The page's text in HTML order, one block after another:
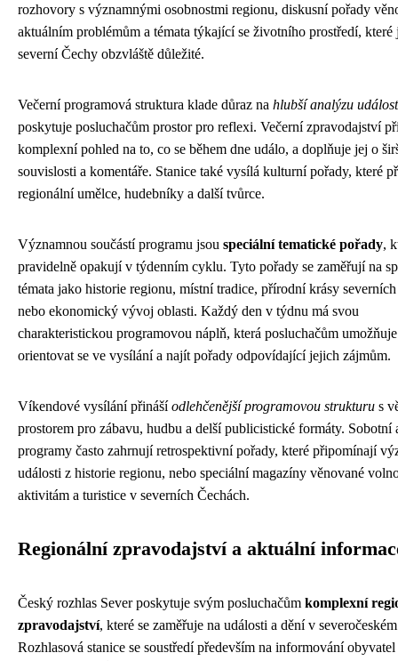
rozhovory s významnými osobnostmi regionu, diskusní pořady
aktuálním problémům a témata týkající se životního prostředí, které
severní Čechy obzvláště důležité.
Večerní programová struktura klade důraz na hlubší analýzu
poskytuje posluchačům prostor pro reflexi. Večerní zpravodajství
komplexní pohled na to, co se během dne událo, a doplňuje jej o
souvislosti a komentáře. Stanice také vysílá kulturní pořady, které
regionální umělce, hudebníky a další tvůrce.
Významnou součástí programu jsou speciální tematické pořady,
pravidelně opakují v týdenním cyklu. Tyto pořady se zaměřují na
témata jako historie regionu, místní tradice, přírodní krásy
nebo ekonomický vývoj oblasti. Každý den v týdnu má svou
charakteristickou programovou náplň, která posluchačům umožňuje
orientovat se ve vysílání a najít pořady odpovídající jejich zájmům.
Víkendové vysílání přinášíodlehčenější programovou strukturu s
prostorem pro zábavu, hudbu a delší publicistické formáty. Sobotní
programy často zahrnují retrospektivní pořady, které připomínají
události z historie regionu, nebo speciální magazíny věnované
aktivitám a turistice v severních Čechách.
Regionální zpravodajství a aktuální
Český rozhlas Sever poskytuje svým posluchačům komplexní
zpravodajství, které se zaměřuje na události a dění v
Rozhlasová stanice se soustředí především na informování obyvatel